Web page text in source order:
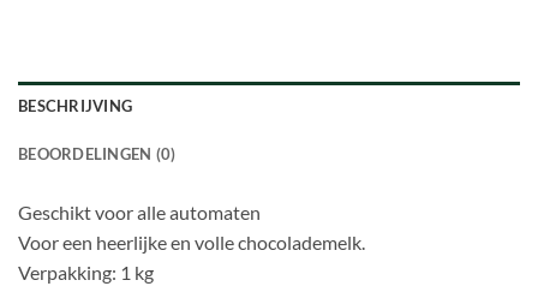
BESCHRIJVING
BEOORDELINGEN (0)
Geschikt voor alle automaten
Voor een heerlijke en volle chocolademelk.
Verpakking: 1 kg